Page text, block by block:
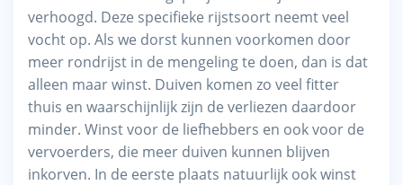
verhoogd. Deze specifieke rijstsoort neemt veel
vocht op. Als we dorst kunnen voorkomen door
meer rondrijst in de mengeling te doen, dan is dat
alleen maar winst. Duiven komen zo veel fitter
thuis en waarschijnlijk zijn de verliezen daardoor
minder. Winst voor de liefhebbers en ook voor de
vervoerders, die meer duiven kunnen blijven
inkorven. In de eerste plaats natuurlijk ook winst